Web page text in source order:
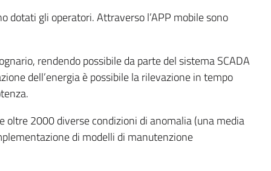
dotati gli operatori. Attraverso l’APP mobile sono
rendendo possibile da parte del sistema SCADA
dell’energia è possibile la rilevazione in tempo
2000 diverse condizioni di anomalia (una media
di modelli di manutenzione